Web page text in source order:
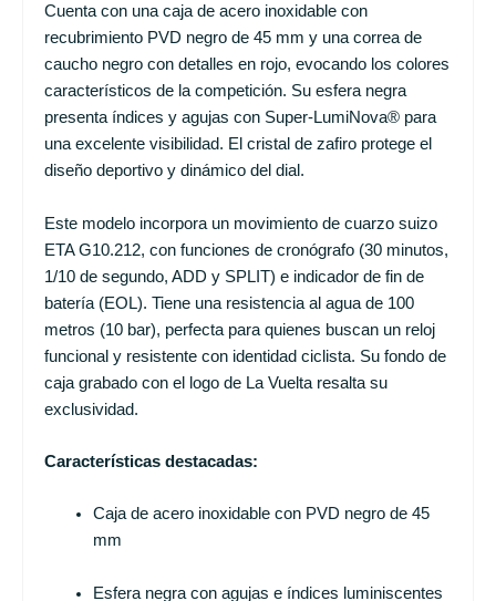
Cuenta con una caja de acero inoxidable con
recubrimiento PVD negro de 45 mm y una correa de
caucho negro con detalles en rojo, evocando los colores
característicos de la competición. Su esfera negra
presenta índices y agujas con Super-LumiNova® para
una excelente visibilidad. El cristal de zafiro protege el
diseño deportivo y dinámico del dial.
Este modelo incorpora un movimiento de cuarzo suizo
ETA G10.212, con funciones de cronógrafo (30 minutos,
1/10 de segundo, ADD y SPLIT) e indicador de fin de
batería (EOL). Tiene una resistencia al agua de 100
metros (10 bar), perfecta para quienes buscan un reloj
funcional y resistente con identidad ciclista. Su fondo de
caja grabado con el logo de La Vuelta resalta su
exclusividad.
Características destacadas:
Caja de acero inoxidable con PVD negro de 45
mm
Esfera negra con agujas e índices luminiscentes